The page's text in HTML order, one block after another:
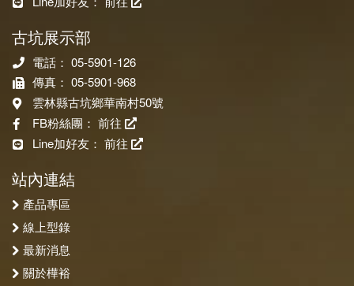
古坑展示部
電話： 05-5901-126
傳真： 05-5901-968
雲林縣古坑鄉華南村50號
FB粉絲團： 前往
Line加好友： 前往
站內連結
產品專區
線上型錄
最新消息
關於樺裕